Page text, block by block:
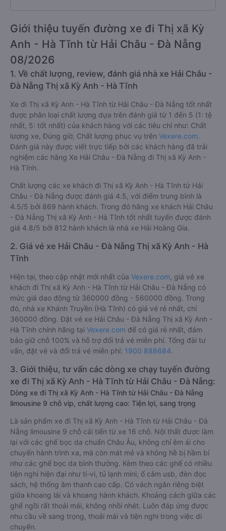
Giới thiệu tuyến đường xe đi Thị xã Kỳ
Anh - Hà Tĩnh từ Hải Châu - Đà Nẵng
08/2026
1. Về chất lượng, review, đánh giá nhà xe Hải Châu -
Đà Nẵng Thị xã Kỳ Anh - Hà Tĩnh
Xe đi Thị xã Kỳ Anh - Hà Tĩnh từ Hải Châu - Đà Nẵng tốt nhất
được phân loại chất lượng dựa trên đánh giá từ 1 đến 5 (1: tệ
nhất, 5: tốt nhất) của khách hàng với các tiêu chí như: Chất
lượng xe, Đúng giờ, Chất lượng phục vụ trên Vexere.com.
Đánh giá này được viết trực tiếp bởi các khách hàng đã trải
nghiệm các hãng Xe Hải Châu - Đà Nẵng đi Thị xã Kỳ Anh -
Hà Tĩnh.
Chất lượng các xe khách đi Thị xã Kỳ Anh - Hà Tĩnh từ Hải
Châu - Đà Nẵng được đánh giá 4.5, với điểm trung bình là
4.5/5 bởi 869 hành khách. Trong đó hãng xe khách Hải Châu
- Đà Nẵng Thị xã Kỳ Anh - Hà Tĩnh tốt nhất tuyến được đánh
giá 4.8/5 bởi 812 hành khách là nhà xe Hải Hoàng Gia.
2. Giá vé xe Hải Châu - Đà Nẵng Thị xã Kỳ Anh - Hà
Tĩnh
Hiện tại, theo cập nhật mới nhất của Vexere.com , giá vé xe
khách đi Thị xã Kỳ Anh - Hà Tĩnh từ Hải Châu - Đà Nẵng có
mức giá dao động từ 360000 đồng - 560000 đồng. Trong
đó, nhà xe Khánh Truyền (Hà Tĩnh) có giá vé rẻ nhất, chỉ
360000 đồng. Đặt vé xe Hải Châu - Đà Nẵng Thị xã Kỳ Anh -
Hà Tĩnh chính hãng tại Vexere.com để có giá rẻ nhất, đảm
bảo giữ chỗ 100% và hỗ trợ đổi trả vé miễn phí. Tổng đài tư
vấn, đặt vé và đổi trả vé miễn phí: 1900 888684.
3. Giới thiệu, tư vấn các dòng xe chạy tuyến đường
xe đi Thị xã Kỳ Anh - Hà Tĩnh từ Hải Châu - Đà Nẵng:
Dòng xe đi Thị xã Kỳ Anh - Hà Tĩnh từ Hải Châu - Đà Nẵng
limousine 9 chỗ vip, chất lượng cao: Tiện lợi, sang trọng
Là sản phẩm xe đi Thị xã Kỳ Anh - Hà Tĩnh từ Hải Châu - Đà
Nẵng limousine 9 chỗ cải tiến từ xe 16 chỗ. Nội thất được làm
lại với các ghế bọc da chuẩn Châu Âu, không chỉ êm ái cho
chuyến hành trình xa, mà còn mát mẻ và không hề bị hầm bí
như các ghế bọc da bình thường. Kèm theo các ghế có nhiều
tiện nghi hiện đại như ti-vi, tủ lạnh mini, ổ cắm usb, đèn đọc
sách, hệ thống âm thanh cao cấp. Có vách ngăn riêng biệt
giữa khoang lái và khoang hành khách. Khoảng cách giữa các
ghế ngồi rất thoải mái, không nhồi nhét. Luôn đáp ứng được
nhu cầu về sang trọng, thoải mái và tiện nghi trong việc di
chuyển.